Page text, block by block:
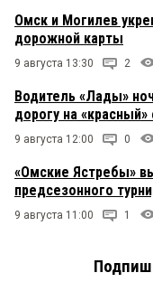
Омск и Могилев
дорожной карты
9 августа 13:30 2
Водитель «Лады»
дорогу на
9 августа 12:00 0
«Омские Ястребы»
предсезонного
9 августа 11:00 1